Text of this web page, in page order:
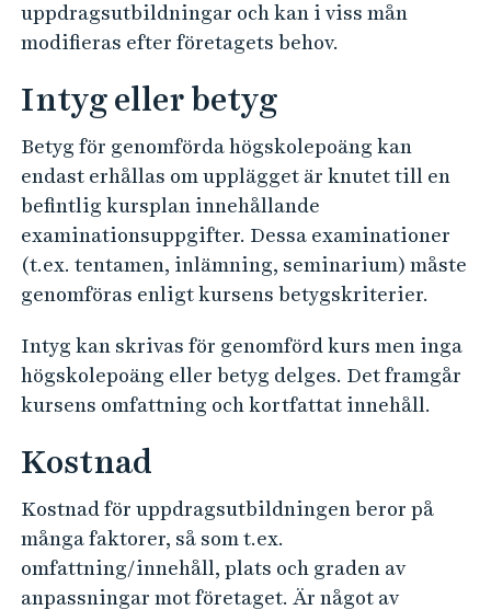
uppdragsutbildningar och kan i viss mån
modifieras efter företagets behov.
Intyg eller betyg
Betyg för genomförda högskolepoäng kan
endast erhållas om upplägget är knutet till en
befintlig kursplan innehållande
examinationsuppgifter. Dessa examinationer
(t.ex. tentamen, inlämning, seminarium) måste
genomföras enligt kursens betygskriterier.
Intyg kan skrivas för genomförd kurs men inga
högskolepoäng eller betyg delges. Det framgår
kursens omfattning och kortfattat innehåll.
Kostnad
Kostnad för uppdragsutbildningen beror på
många faktorer, så som t.ex.
omfattning/innehåll, plats och graden av
anpassningar mot företaget. Är något av